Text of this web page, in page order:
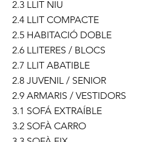
2.3 LLIT NIU
2.4 LLIT COMPACTE
2.5 HABITACIÓ DOBLE
2.6 LLITERES / BLOCS
2.7 LLIT ABATIBLE
2.8 JUVENIL / SENIOR
2.9 ARMARIS / VESTIDORS
3.1 SOFÁ EXTRAÍBLE
3.2 SOFÀ CARRO